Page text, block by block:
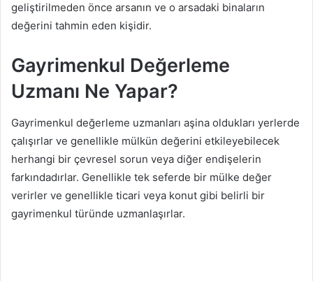
geliştirilmeden önce arsanın ve o arsadaki binaların
değerini tahmin eden kişidir.
Gayrimenkul Değerleme
Uzmanı Ne Yapar?
Gayrimenkul değerleme uzmanları aşina oldukları yerlerde
çalışırlar ve genellikle mülkün değerini etkileyebilecek
herhangi bir çevresel sorun veya diğer endişelerin
farkındadırlar. Genellikle tek seferde bir mülke değer
verirler ve genellikle ticari veya konut gibi belirli bir
gayrimenkul türünde uzmanlaşırlar.